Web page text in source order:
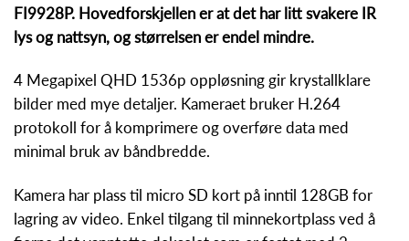
FI9928P. Hovedforskjellen er at det har litt svakere IR
lys og nattsyn, og størrelsen er endel mindre.
4 Megapixel QHD 1536p oppløsning gir krystallklare
bilder med mye detaljer. Kameraet bruker H.264
protokoll for å komprimere og overføre data med
minimal bruk av båndbredde.
Kamera har plass til micro SD kort på inntil 128GB for
lagring av video. Enkel tilgang til minnekortplass ved å